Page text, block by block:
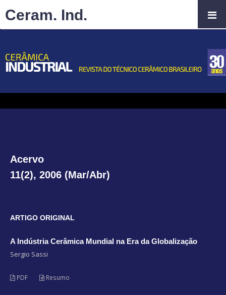
Acervo
11(2), 2006 (Mar/Abr)
ARTIGO ORIGINAL
A Indústria Cerâmica Mundial na Era da Globalização
Sergio Sassi
PDF Resumo
Ceram. Ind.